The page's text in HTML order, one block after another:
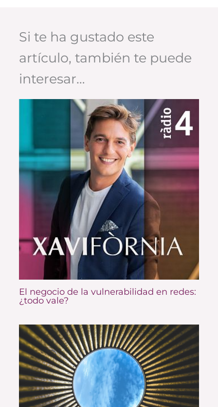
Si te ha gustado este
artículo, también te puede
interesar…
El negocio de la vulnerabilidad en redes:
¿todo vale?